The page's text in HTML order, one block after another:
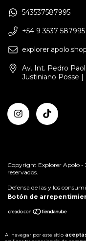
Al navegar por este sitio
543537587995
+54 9 3537 587995
Av. Int. Pedro
Justiniano Posse
Copyright Explorer Apolo -
reservados.
Defensa de las y los
Botón de